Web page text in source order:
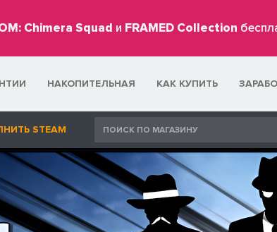
Chimera Squad и FRAMED Collection
НАКОПИТЕЛЬНАЯ КАК КУПИТЬ
STEAM